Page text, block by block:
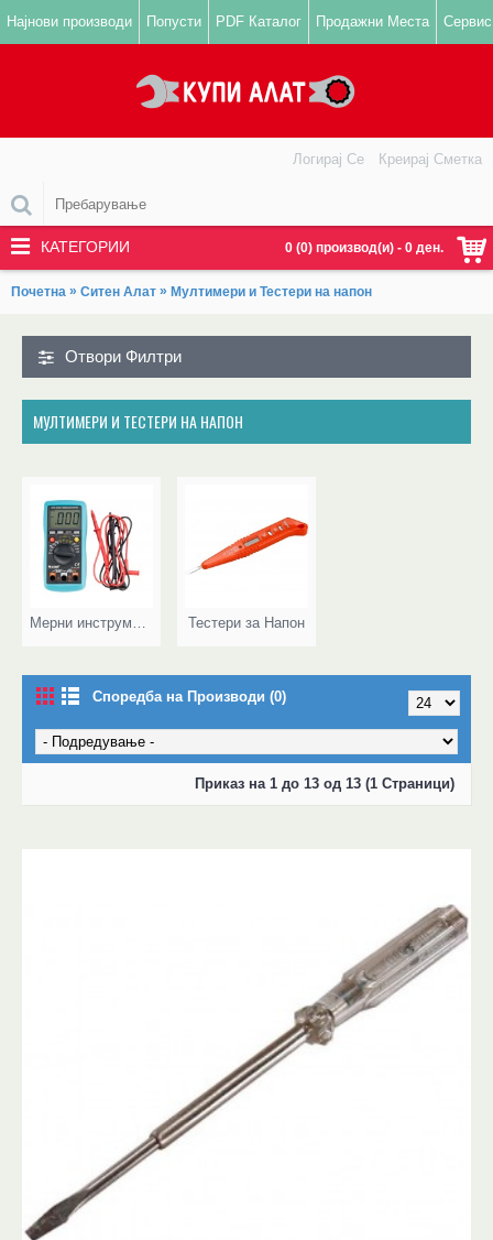
Најнови производи Попусти PDF Каталог Продажни Места Сервис
0 (0) производ(и) - 0 ден.
Логирај Се Креирај Сметка
КАТЕГОРИИ
Почетна » Ситен Алат » Мултимери и Тестери на напон
Отвори Филтри
МУЛТИМЕРИ И ТЕСТЕРИ НА НАПОН
Мерни инструменти Тестери за Напон
Споредба на Производи (0)
Приказ на 1 до 13 од 13 (1 Страници)